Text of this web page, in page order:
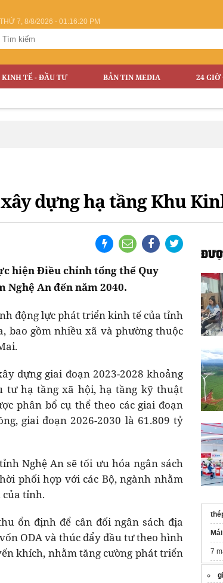
THỨ 7, 8/8/2026 - 01:16:21 PM
KINH TẾ - ĐẦU TƯ BẢN TIN MEDIA 24 GIỜ
dựng hạ tầng Khu
hiện Điều chỉnh tổng thể Quy
Nghệ An đến năm 2040.
động lực phát triển kinh tế của tỉnh
bao gồm nhiều xã và phường thuộc
dựng giai đoạn 2023-2028 khoảng
tư hạ tầng xã hội, hạ tầng kỹ thuật
phân bổ cụ thể theo các giai đoạn
giai đoạn 2026-2030 là 61.809 tỷ
Nghệ An sẽ tối ưu hóa ngân sách
phối hợp với các Bộ, ngành nhằm
của tỉnh.
ổn định để cân đối ngân sách địa
ODA và thúc đẩy đầu tư theo hình
khích, nhằm tăng cường phát triển
7